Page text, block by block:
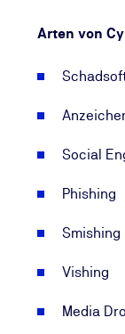
wiederholt
entstehen.
Was kostet
In unserem
unseren
einem Jahr
Arten von
Social
Phishing
Smishing
Vishing
Media